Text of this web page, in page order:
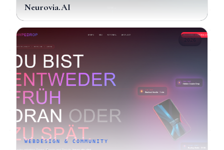
Neurovia.AI
2026
WEBDESIGN & COMMUNITY